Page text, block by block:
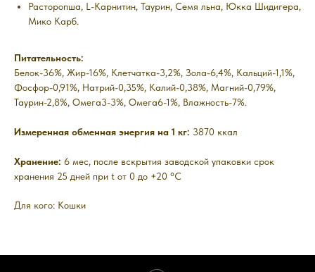
Расторопша, L-Карнитин, Таурин, Семя льна, Юкка Шидигера,
Мико Карб.
Питательность:
Белок-36%, Жир-16%, Клетчатка-3,2%, Зола-6,4%, Кальций-1,1%,
Фосфор-0,91%, Натрий-0,35%, Калий-0,38%, Магний-0,79%,
Таурин-2,8%, Омега3-3%, Омега6-1%, Влажность-7%.
Измеренная обменная энергия на 1 кг: 3870 ккал
Хранение: 6 мес, после вскрытия заводской упаковки срок
хранения 25 дней при t от 0 до +20 °C
Для кого: Кошки